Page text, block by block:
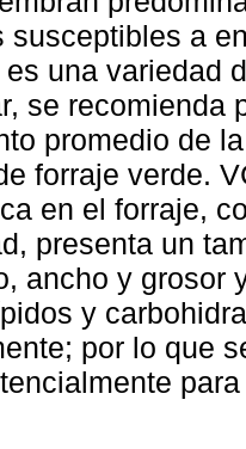
susceptibles a
una variedad
se recomienda
promedio de
forraje verde.
en el forraje,
presenta un
ancho y grosor
y
por lo que